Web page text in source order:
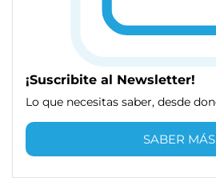
¡Suscribite al Newsletter!
Lo que necesitas saber, desde
SABER MÁS